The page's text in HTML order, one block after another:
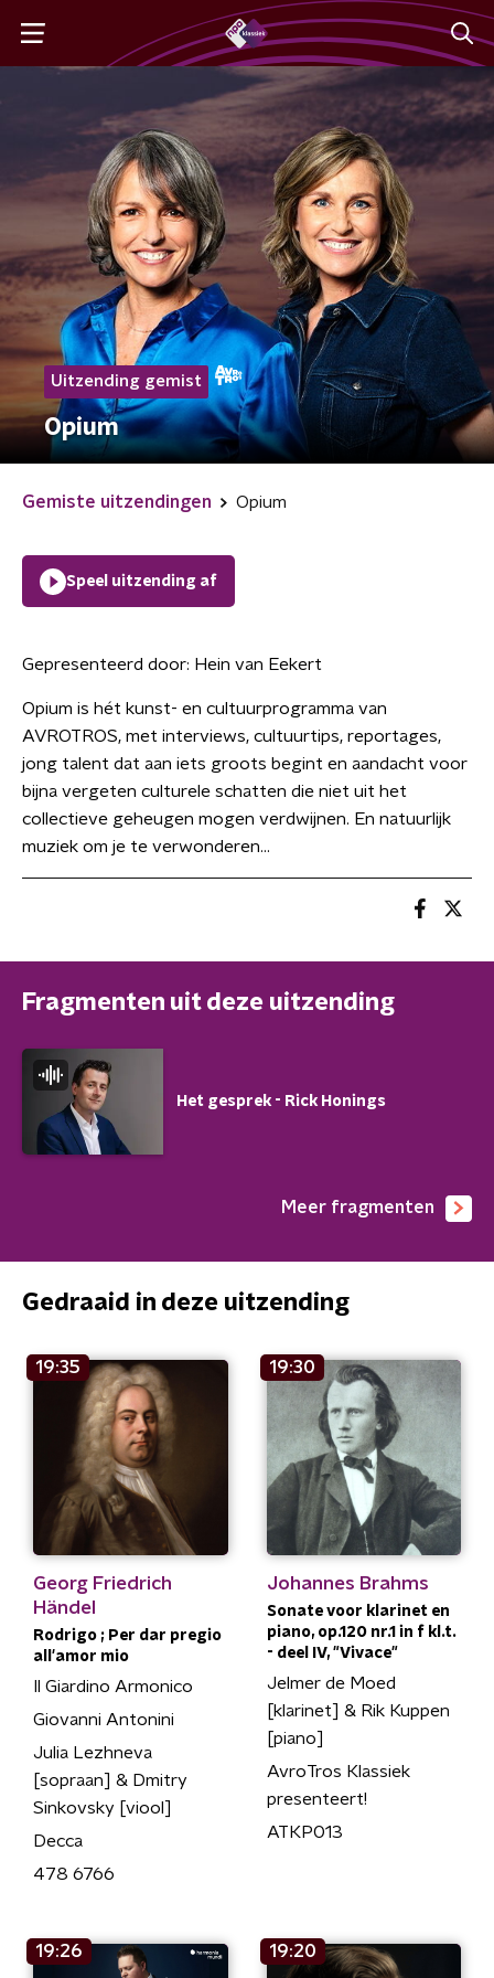
Uitzending gemist
Opium
Gemiste uitzendingen Opium
Speel uitzending af
Gepresenteerd door: Hein van Eekert
Opium is hét kunst- en cultuurprogramma van
AVROTROS, met interviews, cultuurtips, reportages,
jong talent dat aan iets groots begint en aandacht voor
bijna vergeten culturele schatten die niet uit het
collectieve geheugen mogen verdwijnen. En natuurlijk
muziek om je te verwonderen...
Fragmenten uit deze uitzending
Het gesprek - Rick Honings
Meer fragmenten
Gedraaid in deze uitzending
19:35
Georg Friedrich
Händel
Rodrigo ; Per dar pregio
all'amor mio
Il Giardino Armonico
Giovanni Antonini
Julia Lezhneva
[sopraan] & Dmitry
Sinkovsky [viool]
Decca
478 6766
19:30
Johannes Brahms
Sonate voor klarinet en
piano, op.120 nr.1 in f kl.t.
- deel IV, "Vivace"
Jelmer de Moed
[klarinet] & Rik Kuppen
[piano]
AvroTros Klassiek
presenteert!
ATKP013
19:26 19:20